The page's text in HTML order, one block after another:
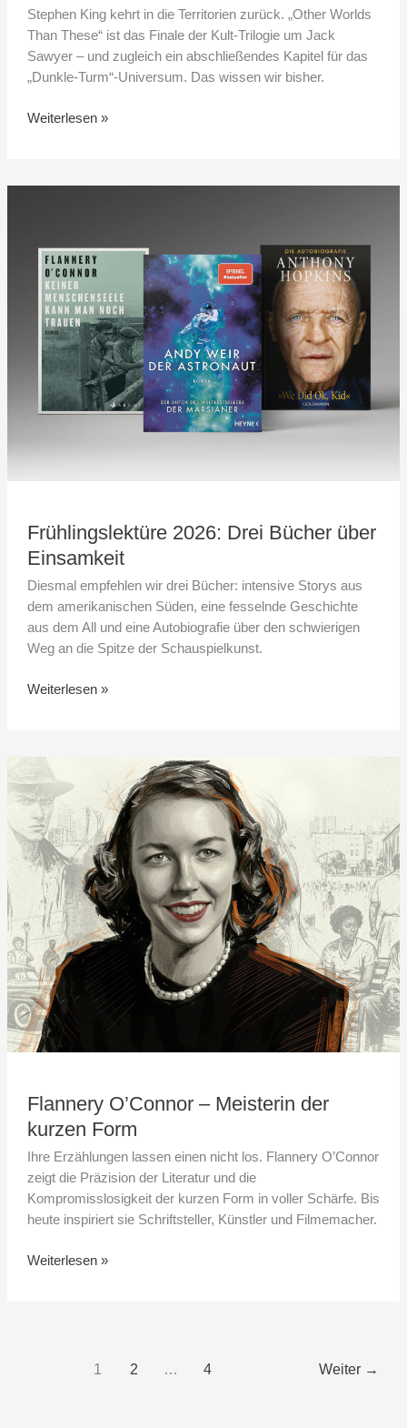
Stephen King kehrt in die Territorien zurück. „Other Worlds
Than These“ ist das Finale der Kult-Trilogie um Jack
Sawyer – und zugleich ein abschließendes Kapitel für das
„Dunkle-Turm“-Universum. Das wissen wir bisher.
Weiterlesen »
Frühlingslektüre 2026: Drei Bücher über
Einsamkeit
Diesmal empfehlen wir drei Bücher: intensive Storys aus
dem amerikanischen Süden, eine fesselnde Geschichte
aus dem All und eine Autobiografie über den schwierigen
Weg an die Spitze der Schauspielkunst.
Bücher
über
Einsamkeit
Weiterlesen »
Flannery O’Connor – Meisterin der
kurzen Form
Ihre Erzählungen lassen einen nicht los. Flannery O’Connor
zeigt die Präzision der Literatur und die
Kompromisslosigkeit der kurzen Form in voller Schärfe. Bis
heute inspiriert sie Schriftsteller, Künstler und Filmemacher.
Flannery
O’Connor
–
Meisterin
der
kurzen
Form
Weiterlesen »
1 2 … 4 Weiter →